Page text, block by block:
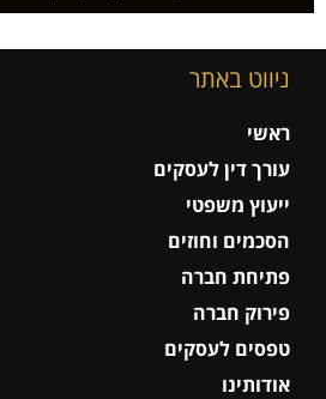
ניווט באתר
ראשי
עורך דין לעסקים
ייעוץ משפטי
הסכמים וחוזים
פתיחת חברה
פירוק חברה
טפסים לעסקים
אודותינו